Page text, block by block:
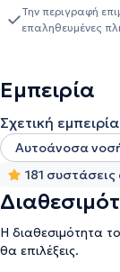
Διδάκτωρ της
Πανεπιστημίου
εκπαιδευτής στο
"Ρευματολογία -
Καποδιστριακού
πολλές συμμετοχές
συμμετέχει σε
Την περιγραφή
επαληθευμένες
Εμπειρία
Σχετική εμπειρία
Αυτοάνοσα
181
Η διαθεσιμότητα
θα επιλέξεις.